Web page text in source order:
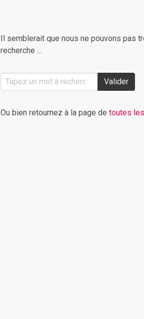
Il semblerait que nous ne pouvons pas
recherche ...
Valider
Ou bien retournez à la page de toutes